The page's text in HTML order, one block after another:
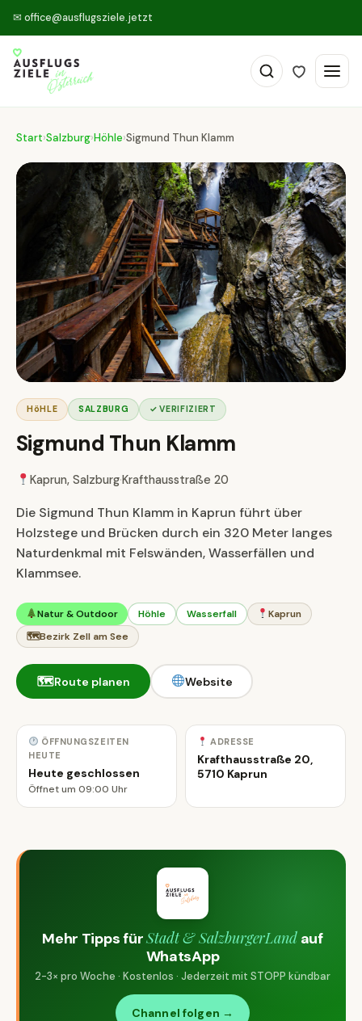
✉ office@ausflugsziele.jetzt
Start›Salzburg›Höhle›Sigmund Thun Klamm
HöHLE SALZBURG ✓ VERIFIZIERT
Sigmund Thun Klamm
Kaprun, Salzburg·Krafthausstraße 20
Die Sigmund Thun Klamm in Kaprun führt über
Holzstege und Brücken durch ein 320 Meter langes
Naturdenkmal mit Felswänden, Wasserfällen und
Klammsee.
Natur & Outdoor Höhle Wasserfall
Kaprun
🗺Bezirk Zell am See
🗺Route planen Website
ÖFFNUNGSZEITEN
HEUTE
Heute geschlossen
Öffnet um 09:00 Uhr
ADRESSE
Krafthausstraße 20,
5710 Kaprun
Mehr Tipps fürStadt & SalzburgerLand auf
WhatsApp
2-3× pro Woche · Kostenlos · Jederzeit mit STOPP kündbar
Channel folgen →